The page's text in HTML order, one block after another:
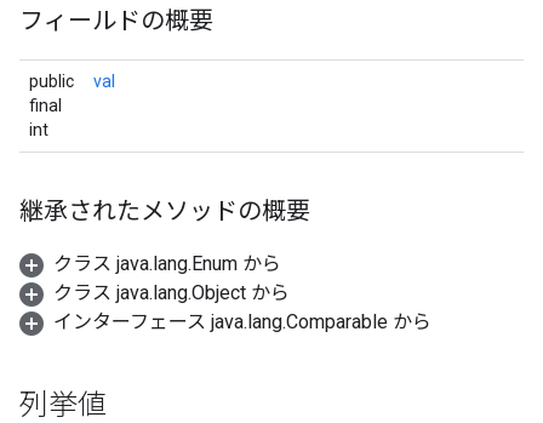
フィールドの概要
public
final
int
val
継承されたメソッドの概要
クラス java.lang.Enum から
クラス java.lang.Object から
インターフェース java.lang.Comparable から
列挙値